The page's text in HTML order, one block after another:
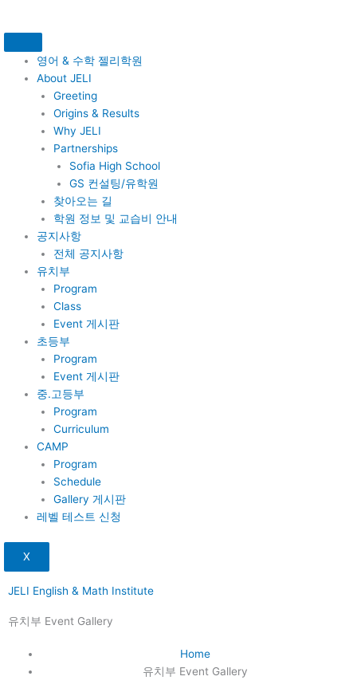
영어 & 수학 젤리학원
About JELI
Greeting
Origins & Results
Why JELI
Partnerships
Sofia High School
GS 컨설팅/유학원
찾아오는 길
학원 정보 및 교습비 안내
공지사항
전체 공지사항
유치부
Program
Class
Event 게시판
초등부
Program
Event 게시판
중.고등부
Program
Curriculum
CAMP
Program
Schedule
Gallery 게시판
레벨 테스트 신청
X
JELI English & Math Institute
유치부 Event Gallery
Home
유치부 Event Gallery